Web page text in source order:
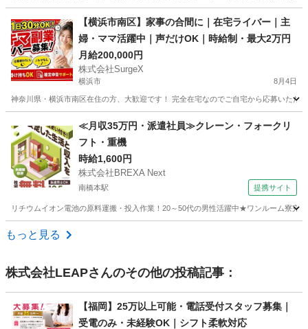
その他 ライバー
【横浜市南区】家事の合間に｜在宅ライバー｜主
婦・ママ活躍中｜声だけOK｜時給制・最大2万円
月給200,000円
株式会社SurgeX
横浜市 8月4日
神奈川県・横浜市南区在住の方、大歓迎です！ 完全在宅なのでご自宅から応募いた
その他 ライバー
≪月収35万円・派遣社員≫クレーン・フォークリ
フト・重機
時給1,600円
株式会社BREXA Next
南橋本駅 提携サイト
リチウムイオン電池の原料運搬・投入作業！20～50代の男性活躍中★ワンルーム寮
神奈川 相模原市
もっと見る
株式会社LEAPさんのその他の投稿記事：
【福岡】25万以上可能・電話受付スタッフ募集｜
受電のみ・未経験OK｜シフト柔軟対応